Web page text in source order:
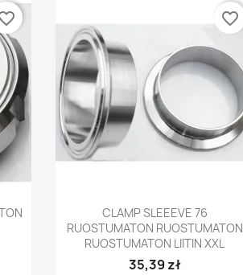
Pikakatselu
CLAMP SLEEEVE 76
RUOSTUMATON RUOSTUMATON
RUOSTUMATON LIITIN XXL
35,39 zł
favorite_border